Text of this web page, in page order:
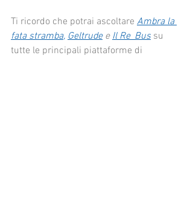
Ti ricordo che potrai ascoltare Ambra la
fata stramba, Geltrude e Il Re_Bus su
tutte le principali piattaforme di